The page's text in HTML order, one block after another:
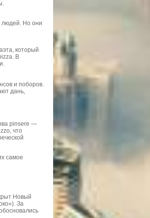
людей. Но они
который
В
и поборов.
дань,
pinsere —
что
самое
Новый
За